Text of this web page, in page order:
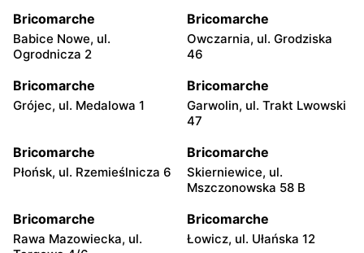
Bricomarche
Babice Nowe, ul.
Ogrodnicza 2
Bricomarche
Owczarnia, ul. Grodziska
46
Bricomarche
Grójec, ul. Medalowa 1
Bricomarche
Garwolin, ul. Trakt Lwowski
47
Bricomarche
Płońsk, ul. Rzemieślnicza 6
Bricomarche
Skierniewice, ul.
Mszczonowska 58 B
Bricomarche
Rawa Mazowiecka, ul.
Bricomarche
Łowicz, ul. Ułańska 12